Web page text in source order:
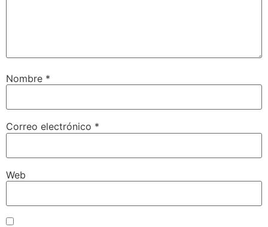
Nombre *
Correo electrónico *
Web